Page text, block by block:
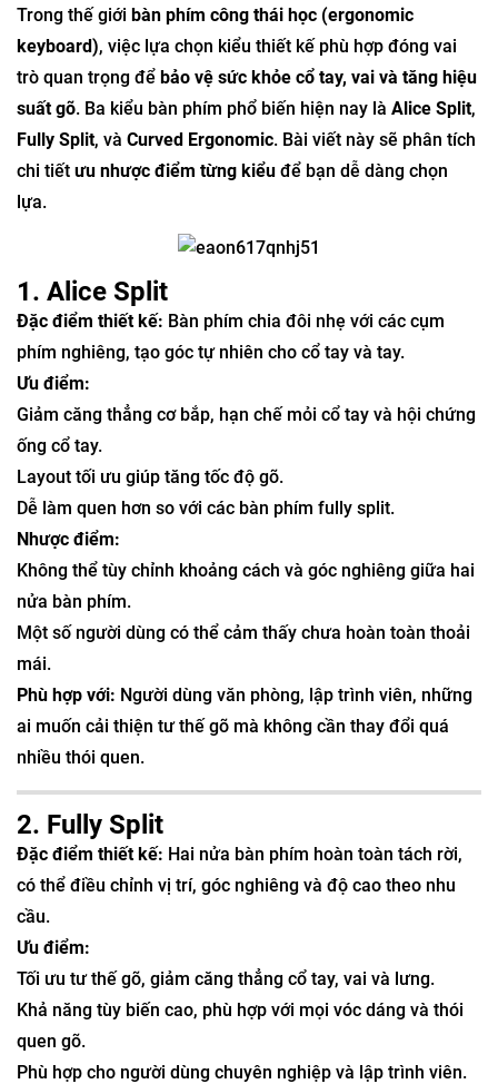
Trong thế giới bàn phím công thái học (ergonomic
keyboard), việc lựa chọn kiểu thiết kế phù hợp đóng vai
trò quan trọng để bảo vệ sức khỏe cổ tay, vai và tăng hiệu
suất gõ. Ba kiểu bàn phím phổ biến hiện nay là Alice Split,
Fully Split, và Curved Ergonomic. Bài viết này sẽ phân tích
chi tiết ưu nhược điểm từng kiểu để bạn dễ dàng chọn
lựa.
1. Alice Split
Đặc điểm thiết kế: Bàn phím chia đôi nhẹ với các cụm
phím nghiêng, tạo góc tự nhiên cho cổ tay và tay.
Ưu điểm:
Giảm căng thẳng cơ bắp, hạn chế mỏi cổ tay và hội chứng
ống cổ tay.
Layout tối ưu giúp tăng tốc độ gõ.
Dễ làm quen hơn so với các bàn phím fully split.
Nhược điểm:
Không thể tùy chỉnh khoảng cách và góc nghiêng giữa hai
nửa bàn phím.
Một số người dùng có thể cảm thấy chưa hoàn toàn thoải
mái.
Phù hợp với: Người dùng văn phòng, lập trình viên, những
ai muốn cải thiện tư thế gõ mà không cần thay đổi quá
nhiều thói quen.
2. Fully Split
Đặc điểm thiết kế: Hai nửa bàn phím hoàn toàn tách rời,
có thể điều chỉnh vị trí, góc nghiêng và độ cao theo nhu
cầu.
Ưu điểm:
Tối ưu tư thế gõ, giảm căng thẳng cổ tay, vai và lưng.
Khả năng tùy biến cao, phù hợp với mọi vóc dáng và thói
quen gõ.
Phù hợp cho người dùng chuyên nghiệp và lập trình viên.